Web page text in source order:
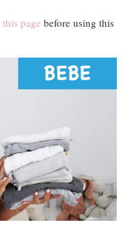
this page before using this